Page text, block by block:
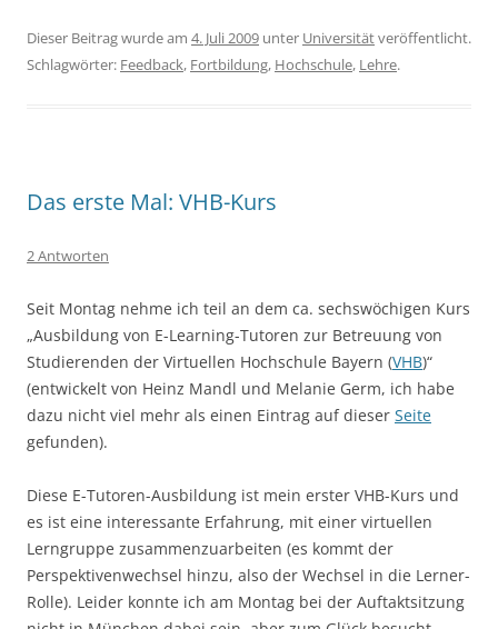
Dieser Beitrag wurde am 4. Juli 2009 unter Universitätveröffentlicht.
Schlagwörter: Feedback, Fortbildung, Hochschule, Lehre.
Das erste Mal: VHB-Kurs
2 Antworten
Seit Montag nehme ich teil an dem ca. sechswöchigen Kurs
„Ausbildung von E-Learning-Tutoren zur Betreuung von
Studierenden der Virtuellen Hochschule Bayern (VHB)“
(entwickelt von Heinz Mandl und Melanie Germ, ich habe
dazu nicht viel mehr als einen Eintrag auf dieser Seite
gefunden).
Diese E-Tutoren-Ausbildung ist mein erster VHB-Kurs und
es ist eine interessante Erfahrung, mit einer virtuellen
Lerngruppe zusammenzuarbeiten (es kommt der
Perspektivenwechsel hinzu, also der Wechsel in die Lerner-
Rolle). Leider konnte ich am Montag bei der Auftaktsitzung